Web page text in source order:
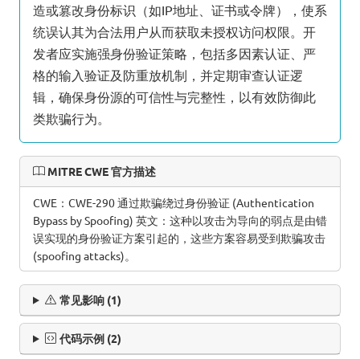
造或篡改身份标识（如IP地址、证书或令牌），使系
统误认其为合法用户从而获取未授权访问权限。开
发者应实施强身份验证策略，包括多因素认证、严
格的输入验证及防重放机制，并定期审查认证逻
辑，确保身份源的可信性与完整性，以有效防御此
类欺骗行为。
MITRE CWE 官方描述
CWE：CWE-290 通过欺骗绕过身份验证 (Authentication
Bypass by Spoofing) 英文：这种以攻击为导向的弱点是由错
误实现的身份验证方案引起的，这些方案容易受到欺骗攻击
(spoofing attacks)。
常见影响 (1)
代码示例 (2)